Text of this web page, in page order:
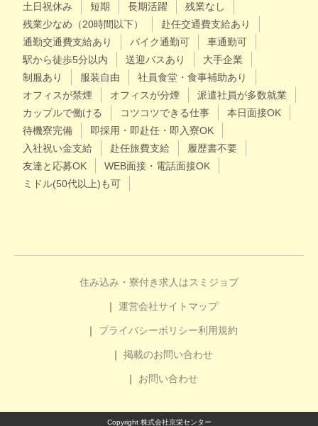
土日祝休み
短期 長期活躍
残業なし
残業少なめ（20時間以下）
赴任交通費支給あり
通勤交通費支給あり
バイク通勤可
車通勤可
駅から徒歩5分以内
送迎バスあり
大手企業
制服あり
服装自由
社員食堂・食事補助あり
オフィスが禁煙
オフィスが分煙
派遣社員が多数就業
カップルで働ける
コツコツできる仕事
本日面接OK
待機寮完備
即採用・即赴任・即入寮OK
入社祝い金支給
赴任旅費支給
履歴書不要
友達と応募OK
WEB面接・電話面接OK
ミドル(50代以上)も可
住み込み・寮付き求人はスミジョブ
運営会社サイトマップ
プライバシーポリシー利用規約
掲載のお問い合わせ
お問い合わせ
Copyright 株式会社京栄センター